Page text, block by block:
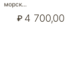
морск…
₽ 4 700,00